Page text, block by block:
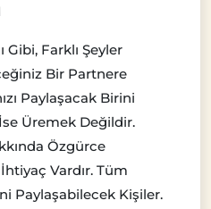
Gibi, Farklı Şeyler
Bir Partnere
Paylaşacak Birini
Üremek Değildir.
Özgürce
Vardır. Tüm
Paylaşabilecek Kişiler.